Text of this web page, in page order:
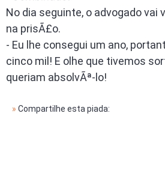
No dia seguinte, o advogado vai
na prisÃ£o.
- Eu lhe consegui um ano,
cinco mil! E olhe que tivemos
queriam absolvÃª-lo!
» Compartilhe esta piada: